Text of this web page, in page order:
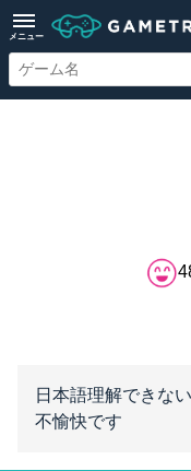
メニュー
日本語理解できな
不愉快です